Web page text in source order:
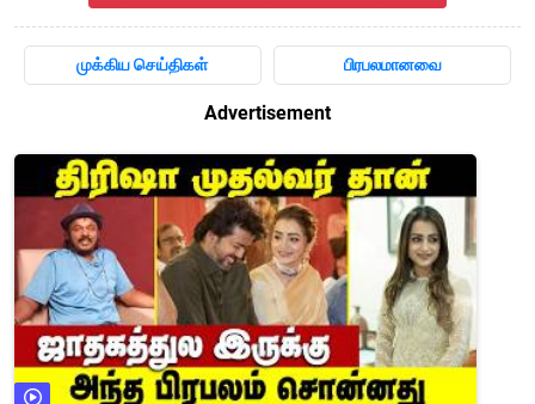
முக்கிய செய்திகள் பிரபலமானவை
Advertisement